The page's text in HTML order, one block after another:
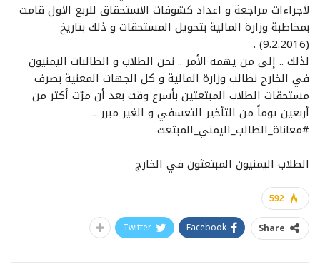
لاجراءات مراجعة و اعداد كشوفات الاستحقاق للربع الاول قامت
بمخاطبة وزارة المالية بتحويل المستحقات و ذلك بتاريخ
(9.2.2016) .
لذلك .. إلى من يهمه الأمر .. نحن الطلاب و الطالبات اليمنيون
في الخارج نطالب وزارة المالية و كل الجهات المعنية بصرف
مستحقات الطلاب المبتعثين بأسرع وقت بعد أن مرّت أكثر من
أربعين يوماً من التأخير التعسفي و الغير مبرر ..
‫#‏معاناة_الطالب_اليمني_المبتعث‬
الطلاب اليمنيون المبتعثون في الخارج
592
Share
Facebook
Twitter